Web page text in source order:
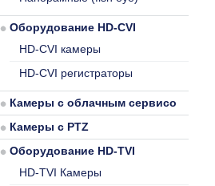
Оборудование HD-CVI
HD-CVI камеры
HD-CVI регистраторы
Камеры с облачным сервисом
Камеры с PTZ
Оборудование HD-TVI
HD-TVI Камеры